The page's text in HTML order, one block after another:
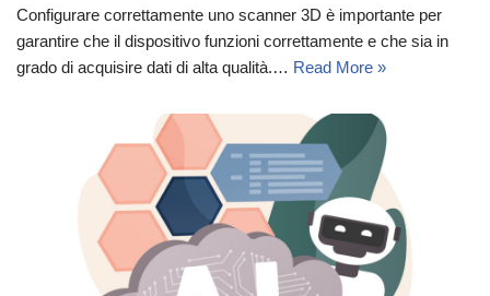
Configurare correttamente uno scanner 3D è importante per
garantire che il dispositivo funzioni correttamente e che sia in
grado di acquisire dati di alta qualità.… Read More »